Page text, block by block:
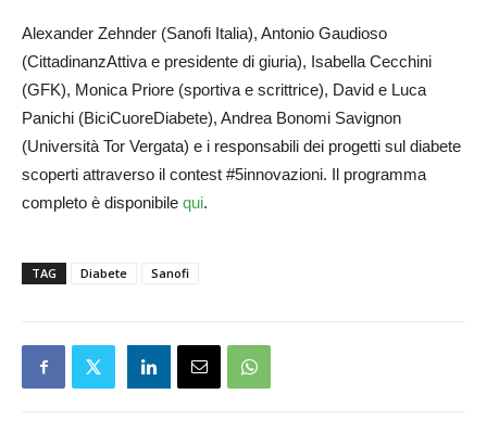
Alexander Zehnder (Sanofi Italia), Antonio Gaudioso
(CittadinanzAttiva e presidente di giuria), Isabella Cecchini
(GFK), Monica Priore (sportiva e scrittrice), David e Luca
Panichi (BiciCuoreDiabete), Andrea Bonomi Savignon
(Università Tor Vergata) e i responsabili dei progetti sul diabete
scoperti attraverso il contest #5innovazioni. Il programma
completo è disponibile qui.
TAG Diabete Sanofi